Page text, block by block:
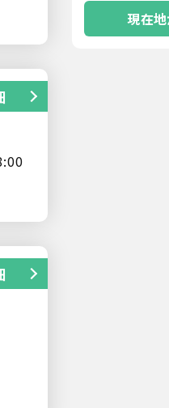
現在